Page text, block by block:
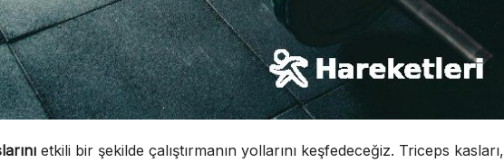
etkili bir şekilde çalıştırmanın yollarını keşfedeceğiz. Triceps kasları,